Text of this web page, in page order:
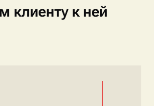
клиенту кней